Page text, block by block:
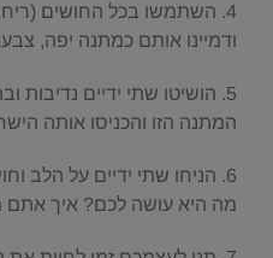
4. השתמשו בכל החושים
ודמיינו אותם כמתנה יפה,
5. הושיטו שתי ידיים נדיבות
המתנה הזו והכניסו אותה
6. הניחו שתי ידיים על הלב
מה היא עושה לכם? איך אתם